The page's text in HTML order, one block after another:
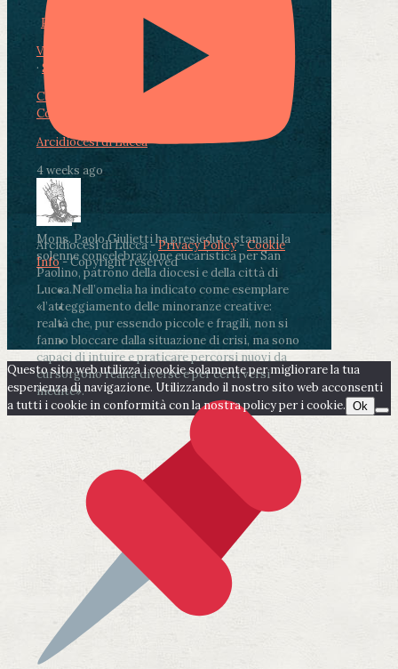
Photo
View on Facebook
· Share
Condividi su Facebook
Condividi su LinkedIn
Arcidiocesi di Lucca
4 weeks ago
Mons. Paolo Giulietti ha presieduto stamani la
solenne concelebrazione eucaristica per San
Paolino, patrono della diocesi e della città di
Lucca.Nell’omelia ha indicato come esemplare
«l’atteggiamento delle minoranze creative:
realtà che, pur essendo piccole e fragili, non si
fanno bloccare dalla situazione di crisi, ma sono
capaci di intuire e praticare percorsi nuovi da
cui sorgono realtà diverse e per certi versi
inedite».
Arcidiocesi di Lucca -Privacy Policy-Cookie
Info- Copyright reserved
Questo sito web utilizza i cookie solamente per migliorare la tua
esperienza di navigazione. Utilizzando il nostro sito web acconsenti
a tutti i cookie in conformità con la nostra policy per i cookie. Ok